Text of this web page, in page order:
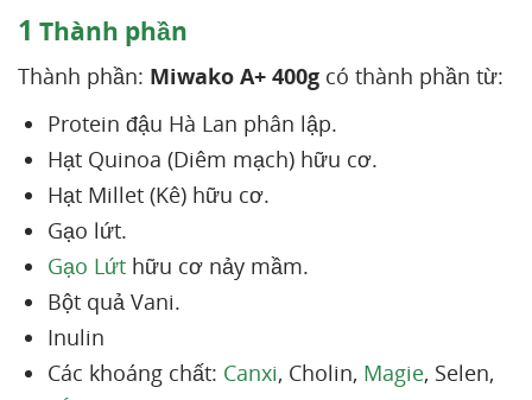
1 Thành phần
Thành phần: Miwako A+ 400g có thành phần từ:
Protein đậu Hà Lan phân lập.
Hạt Quinoa (Diêm mạch) hữu cơ.
Hạt Millet (Kê) hữu cơ.
Gạo lứt.
Gạo Lứt hữu cơ nảy mầm.
Bột quả Vani.
Inulin
Các khoáng chất: Canxi, Cholin, Magie, Selen,